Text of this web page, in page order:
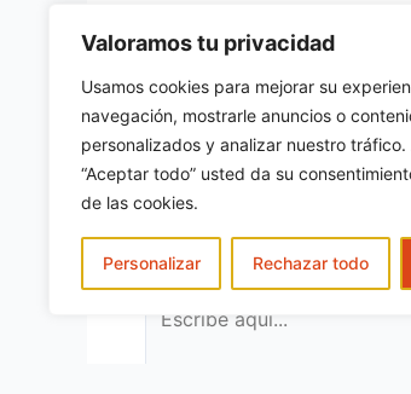
Valoramos tu privacidad
Usamos cookies para mejorar su
navegación, mostrarle anuncios o
personalizados y analizar nuestro
“Aceptar todo” usted da su
de las cookies.
Personalizar Rechazar todo
Deja un
Tu dirección de correo
con*
aquí...